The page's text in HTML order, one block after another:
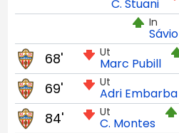
C. Stuani
In
Sávio
Ut
Marc Pubill
68'
Ut
Adri Embarba
69'
Ut
C. Montes
84'